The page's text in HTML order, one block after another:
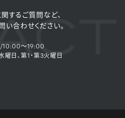
するご質問など、
い合わせください。
10:00～19:00
日、第1・第3火曜日